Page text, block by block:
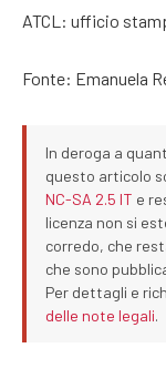
ATCL: ufficio
Fonte: Emanuela
In deroga a
questo articolo
NC-SA 2.5 IT e
licenza non si
corredo, che
che sono
Per dettagli e
delle note legali.